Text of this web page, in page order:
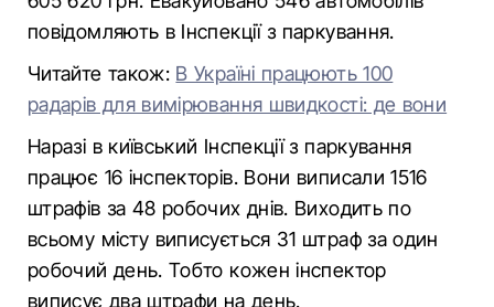
повідомляють в Інспекції з паркування.
Читайте також: В Україні працюють 100
радарів для вимірювання швидкості: де вони
Наразі в київський Інспекції з паркування
працює 16 інспекторів. Вони виписали 1516
штрафів за 48 робочих днів. Виходить по
всьому місту виписується 31 штраф за один
робочий день. Тобто кожен інспектор
виписує два штрафи на день.